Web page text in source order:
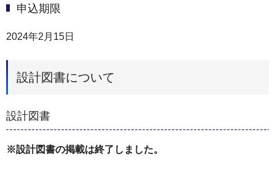
申込期限
2024年2月15日
設計図書について
設計図書
※設計図書の掲載は終了しました。